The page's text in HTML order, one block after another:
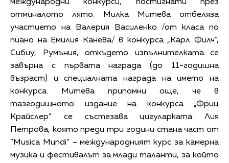
международни конкурси, постигнати през
отминалото лято. Милка Митева отбеляза
участието на Валерия Василенко /от класа по
пиано на Емилия Канева/ в конкурса „Карл Филч”,
Сибиу, Румъния, откъдето изпълнителката се
завърна с първата награда (до 11-годишна
възраст) и специалната награда на името на
конкурса. Митева припомни още, че в
тазгодишното издание на конкурса „Фриц
Крайслер” се състезава цигуларката Лия
Петрова, която преди три години стана част от
”Musica Mundi” – международният курс за камерна
музика и фестивалът за млади таланти, за който